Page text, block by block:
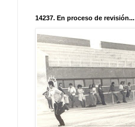
14237. En proceso de revisión...